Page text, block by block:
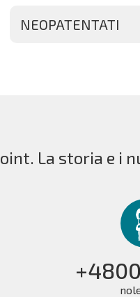
NEOPATENTATI
La storia e i